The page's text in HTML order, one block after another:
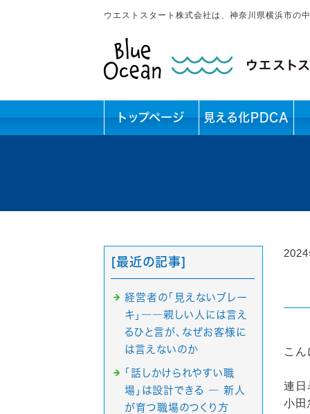
ウエストスタート株式会社は、神奈川県横浜市の
トップページ 見える化PDCA
こ
連日
小田
[最近の記事]
経営者の「見えないブレー
キ」――親しい人には言え
るひと言が、なぜお客様に
は言えないのか
「話しかけられやすい職
場」は設計できる ― 新人
が育つ職場のつくり方